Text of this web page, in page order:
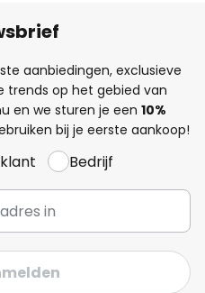
aanbiedingen, exclusieve
trends op het gebied van
en we sturen je een 10%
bij je eerste aankoop!
Bedrijf